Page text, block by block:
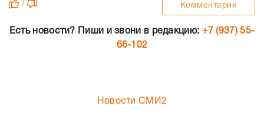
/ Комментарии
Есть новости? Пиши и звони в редакцию: +7 (937) 55-
66-102
Новости СМИ2